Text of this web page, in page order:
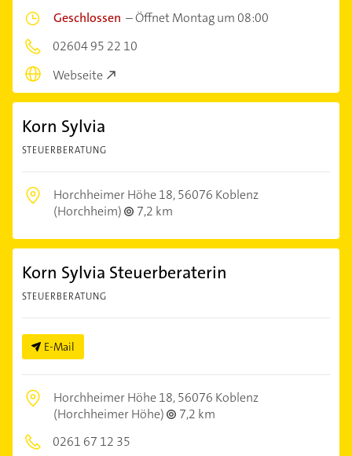
Geschlossen –Öffnet Montag um 08:00
02604 95 22 10
Webseite
Korn Sylvia
STEUERBERATUNG
Horchheimer Höhe 18,56076 Koblenz
(Horchheim)
7,2 km
Korn Sylvia Steuerberaterin
STEUERBERATUNG
E-Mail
Horchheimer Höhe 18,56076 Koblenz
(Horchheimer Höhe)
7,2 km
0261 67 12 35